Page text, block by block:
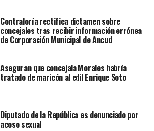
Contraloría rectifica dictamen sobre
concejales tras recibir información errónea
de Corporación Municipal de Ancud
Aseguran que concejala Morales habría
tratado de maricón al edil Enrique Soto
Diputado de la República es denunciado por
acoso sexual